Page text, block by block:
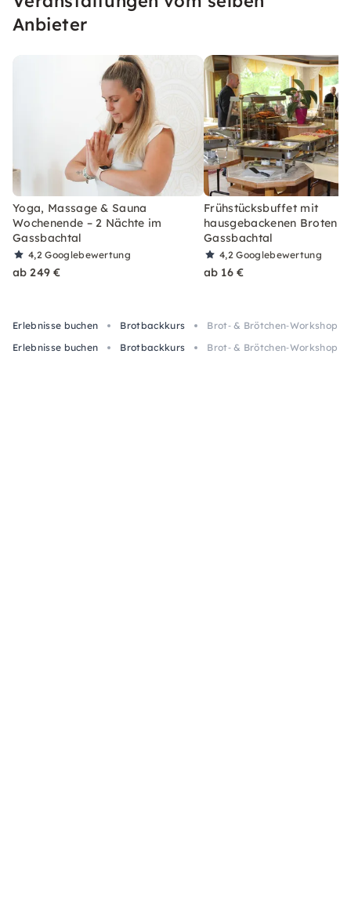
Anbieter
Yoga, Massage & Sauna
Wochenende – 2 Nächte im
Gassbachtal
4,2Googlebewertung
ab 249 €
Frühstücksbuffet mit
hausgebackenen Broten
Gassbachtal
4,2Googlebewertung
ab 16 €
Erlebnisse buchen Brotbackkurs
Brot‑ & Brötchen‑Workshop
Erlebnisse buchen
Brotbackkurs Brot‑ & Brötchen‑Workshop